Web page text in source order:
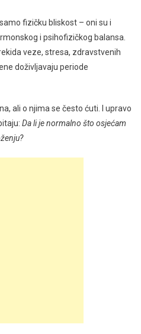
fizičku bliskost – oni su i
i psihofizičkog balansa.
veze, stresa, zdravstvenih
doživljavaju periode
ali o njima se često ćuti. I upravo
Da li je normalno što osjećam